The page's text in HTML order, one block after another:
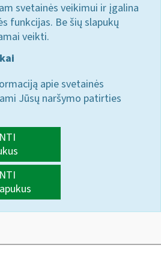
svetainės veikimui ir įgalina
funkcijas. Be šių slapukų
veikti.
apie svetainės
Jūsų naršymo patirties